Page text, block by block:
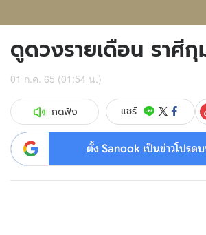
ดูดวงรายเดือน ราศี
01 ก.ค. 65 (01:54 น.)
กดฟัง แชร์
ตั้ง Sanook เป็นข่าวโปรด